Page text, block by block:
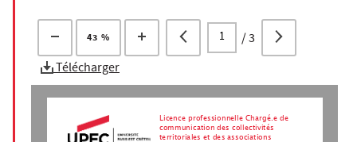
43 % /3
Télécharger
Licence professionnelle Chargé.e de
communication des collectivités
territoriales et des associations